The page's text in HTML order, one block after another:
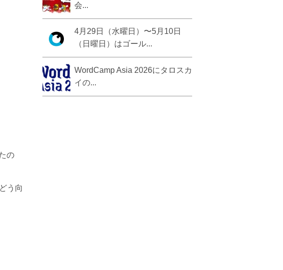
の
う向
会...
4月29日（水曜日）〜5月10日
（日曜日）はゴール...
WordCamp Asia 2026にタロスカ
イの...